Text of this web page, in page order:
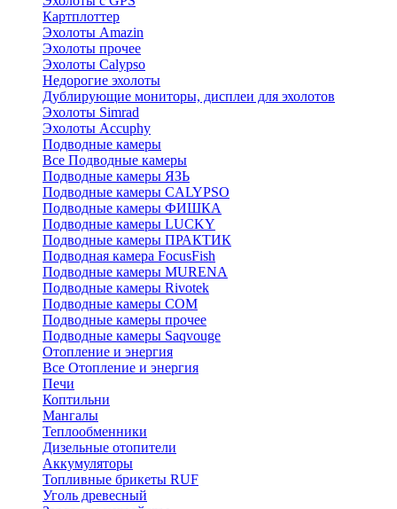
Картплоттер
Эхолоты Amazin
Эхолоты прочее
Эхолоты Calypso
Недорогие эхолоты
Дублирующие мониторы, дисплеи для эхолотов
Эхолоты Simrad
Эхолоты Accuphy
Подводные камеры
Все Подводные камеры
Подводные камеры ЯЗЬ
Подводные камеры CALYPSO
Подводные камеры ФИШКА
Подводные камеры LUCKY
Подводные камеры ПРАКТИК
Подводная камера FocusFish
Подводные камеры MURENA
Подводные камеры Rivotek
Подводные камеры СОМ
Подводные камеры прочее
Подводные камеры Saqvouge
Отопление и энергия
Все Отопление и энергия
Печи
Коптильни
Мангалы
Теплообменники
Дизельные отопители
Аккумуляторы
Топливные брикеты RUF
Уголь древесный